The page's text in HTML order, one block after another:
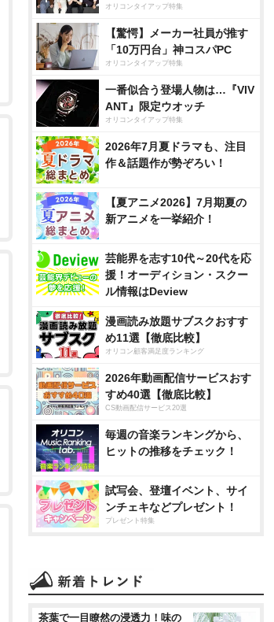
オリコンタイアップ特集
【驚愕】メーカー社員が推す
「10万円台」神コスパPC
オリコンタイアップ特集
一番似合う登場人物は…『VIV
ANT』限定ウオッチ
オリコンタイアップ特集
2026年7月夏ドラマも、注目
作＆話題作が勢ぞろい！
【夏アニメ2026】7月期夏の
新アニメを一挙紹介！
芸能界を志す10代～20代を応
援！オーディション・スクー
ル情報はDeview
漫画読み放題サブスクおすす
め11選【徹底比較】
オリコン顧客満足度ランキング
2026年動画配信サービスおす
すめ40選【徹底比較】
CS動画配信サービス20選
毎週の音楽ランキングから、
ヒットの推移をチェック！
試写会、登壇イベント、サイ
ンチェキなどプレゼント！
プレゼント特集
茶葉で一目瞭然の浸透力！味の